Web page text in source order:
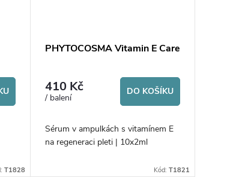
T1828
PHYTOCOSMA Vitamin E Care
410 Kč
/ balení
DO KOŠÍKU
Sérum v ampulkách s vitamínem E
na regeneraci pleti | 10x2ml
Kód: T1821